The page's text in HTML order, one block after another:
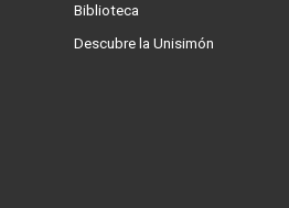
Biblioteca
Descubre la Unisimón